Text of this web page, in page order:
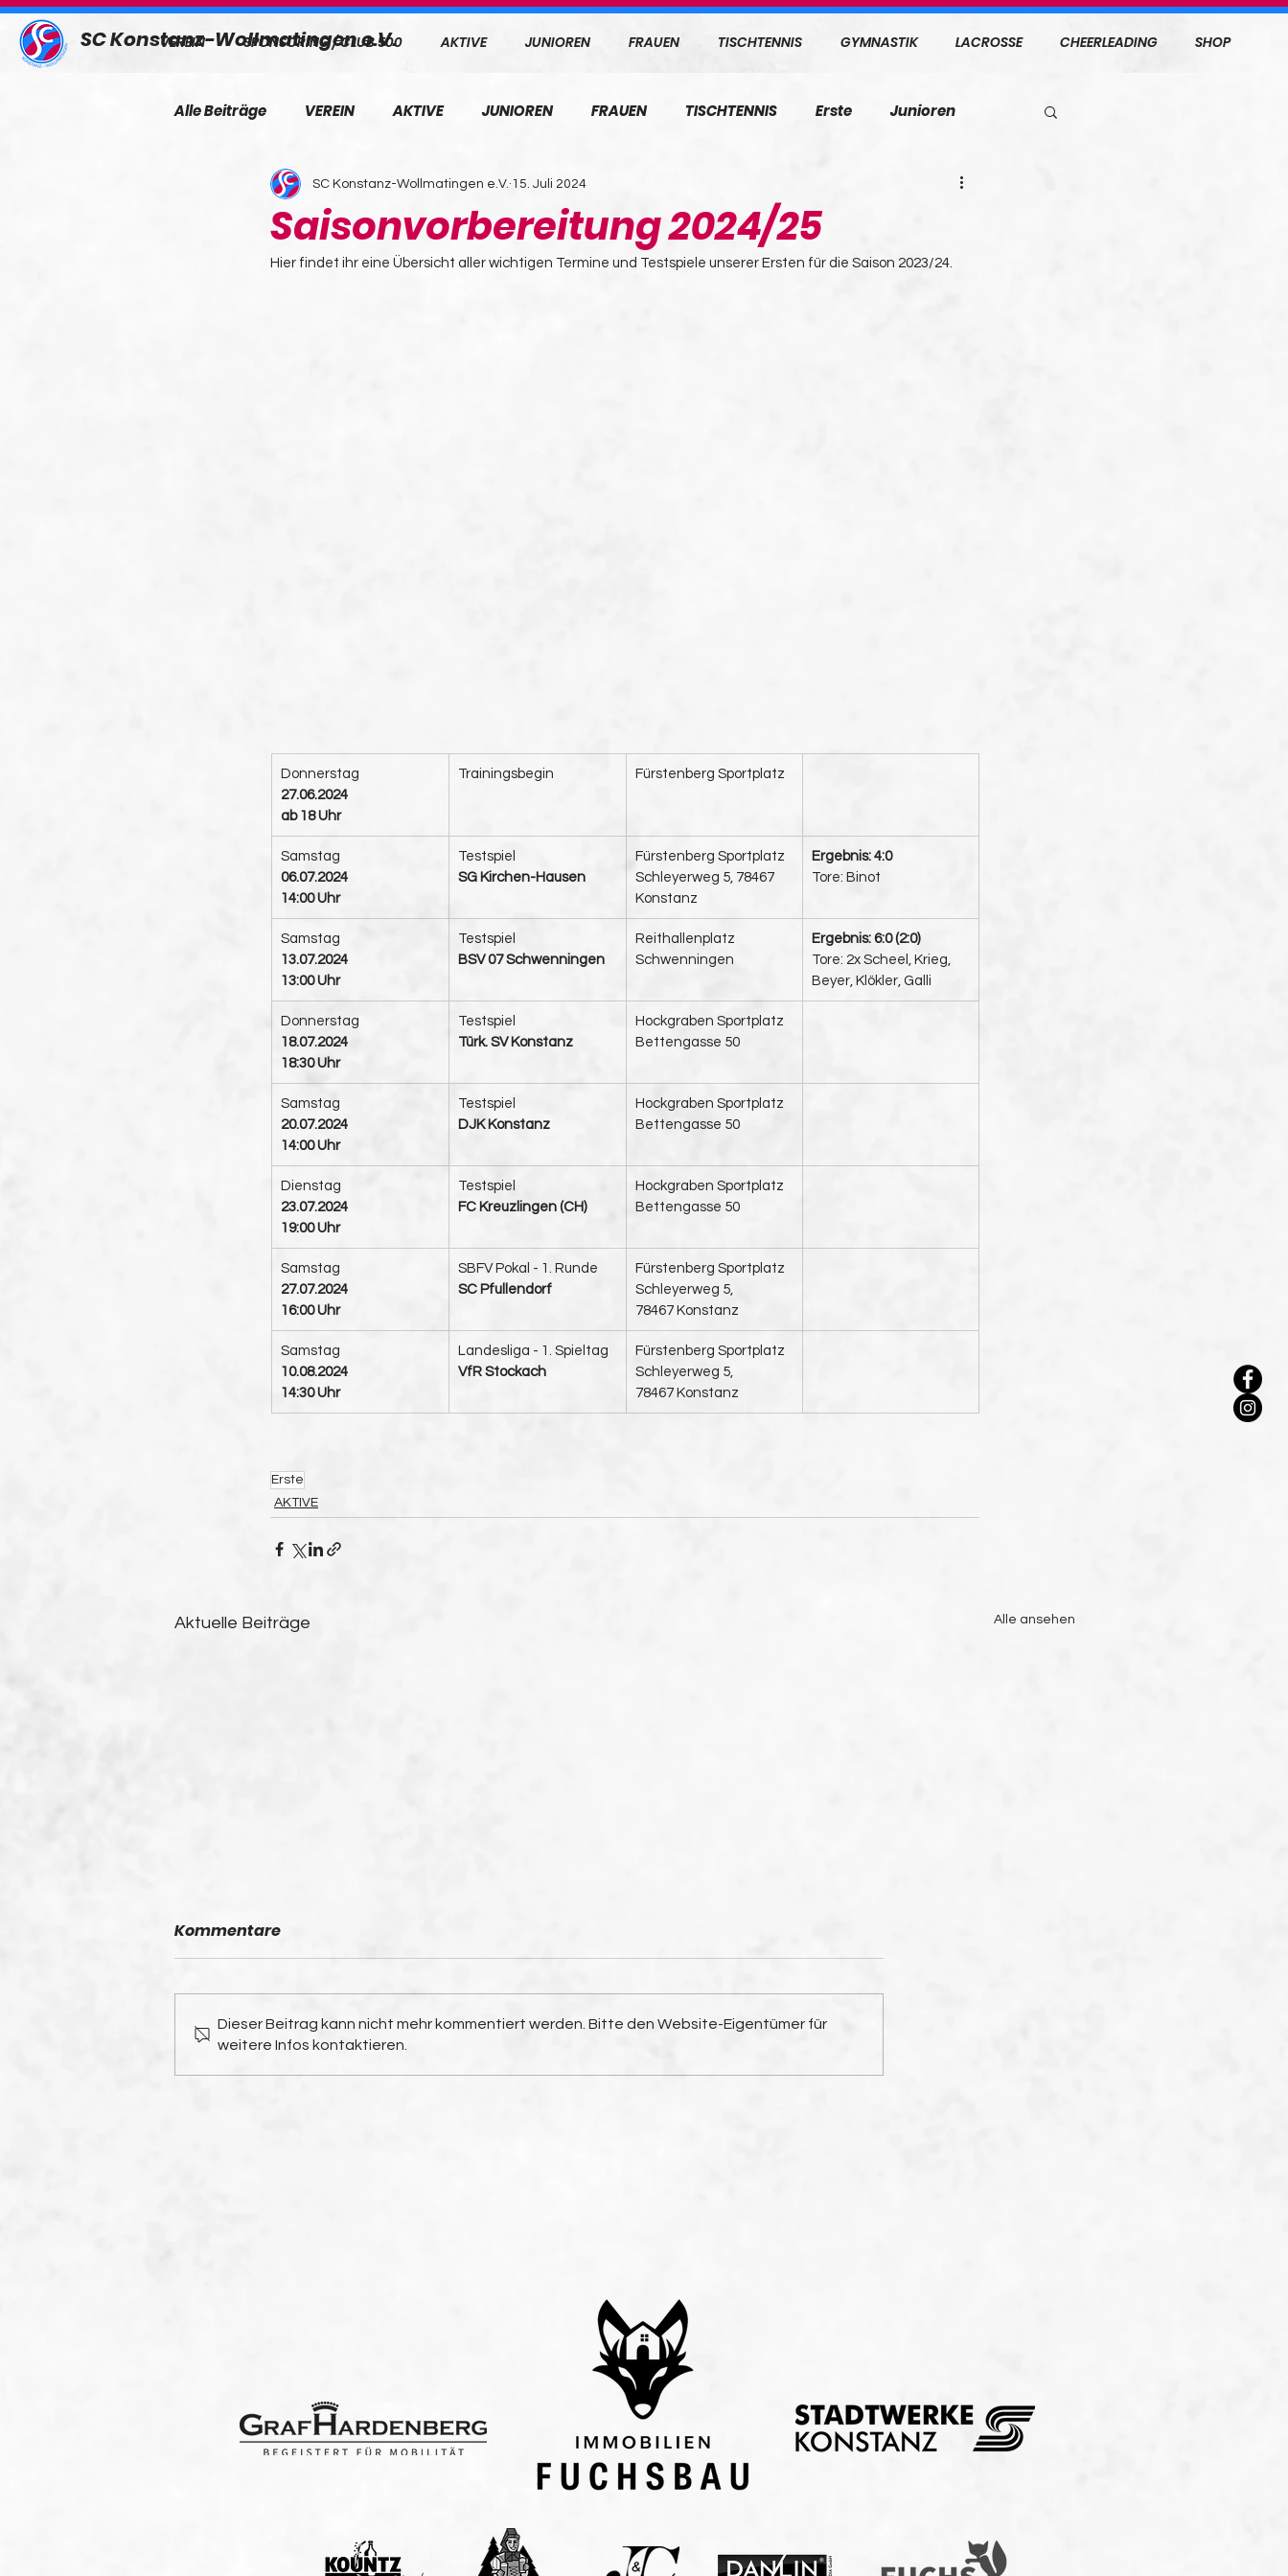
SC Konstanz-Wollmatingen e.V.
VEREIN SPONSORING / CLUB 500 AKTIVE JUNIOREN FRAUEN TISCHTENNIS GYMNASTIK LACROSSE CHEERLEADING SHOP
Alle Beiträge VEREIN AKTIVE JUNIOREN FRAUEN TISCHTENNIS Erste Junioren
Saisonvorbereitung 2024/25
SC Konstanz-Wollmatingen e.V. 15. Juli 2024
Hier findet ihr eine Übersicht aller wichtigen Termine und Testspiele unserer Ersten für die Saison 2023/24.
Donnerstag
27.06.2024
ab 18 Uhr
Trainingsbegin Fürstenberg Sportplatz
Samstag
06.07.2024
14:00 Uhr
​Testspiel
SG Kirchen-Hausen
​Fürstenberg Sportplatz
Schleyerweg 5, 78467
Konstanz
Ergebnis: 4:0
Tore: Binot
Samstag
13.07.2024
13:00 Uhr
​Testspiel
BSV 07 Schwenningen
Reithallenplatz
Schwenningen
Ergebnis: 6:0 (2:0)
Tore: 2x Scheel, Krieg,
Beyer, Klökler, Galli
Donnerstag
18.07.2024
18:30 Uhr
​Testspiel
Türk. SV Konstanz
Hockgraben Sportplatz
Bettengasse 50
Samstag
20.07.2024
14:00 Uhr
Testspiel
DJK Konstanz
Hockgraben Sportplatz
Bettengasse 50
Dienstag
23.07.2024
19:00 Uhr
Testspiel
FC Kreuzlingen (CH)
Hockgraben Sportplatz
Bettengasse 50
Samstag
27.07.2024
16:00 Uhr
SBFV Pokal - 1. Runde
SC Pfullendorf
​Fürstenberg Sportplatz
Schleyerweg 5,
78467 Konstanz
Samstag
10.08.2024
14:30 Uhr
Landesliga - 1. Spieltag
VfR Stockach
​Fürstenberg Sportplatz
Schleyerweg 5,
78467 Konstanz
Erste
AKTIVE
Aktuelle Beiträge Alle ansehen
Stadionrundtour in
B-Juniorinnen gewinnen
Am Hockgraben
Kommentare
Dieser Beitrag kann nicht mehr kommentiert werden. Bitte den Website-Eigentümer für
weitere Infos kontaktieren.